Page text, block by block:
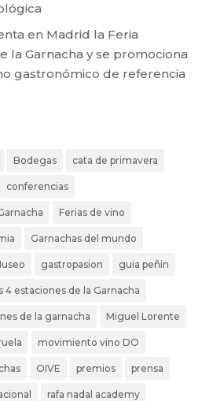
en Madrid la Feria
la Garnacha y se promociona
gastronómico de referencia
Bodegas cata de primavera
conferencias
Ferias de vino
Garnachas del mundo
gastropasion guia peñin
4 estaciones de la Garnacha
de la garnacha Miguel Lorente
movimiento vino DO
OIVE premios prensa
rafa nadal academy